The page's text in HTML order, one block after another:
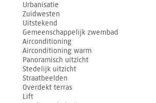
Urbanisatie
Zuidwesten
Uitstekend
Gemeenschappelijk zwembad
Airconditioning
Airconditioning warm
Panoramisch uitzicht
Stedelijk uitzicht
Straatbeelden
Overdekt terras
Lift